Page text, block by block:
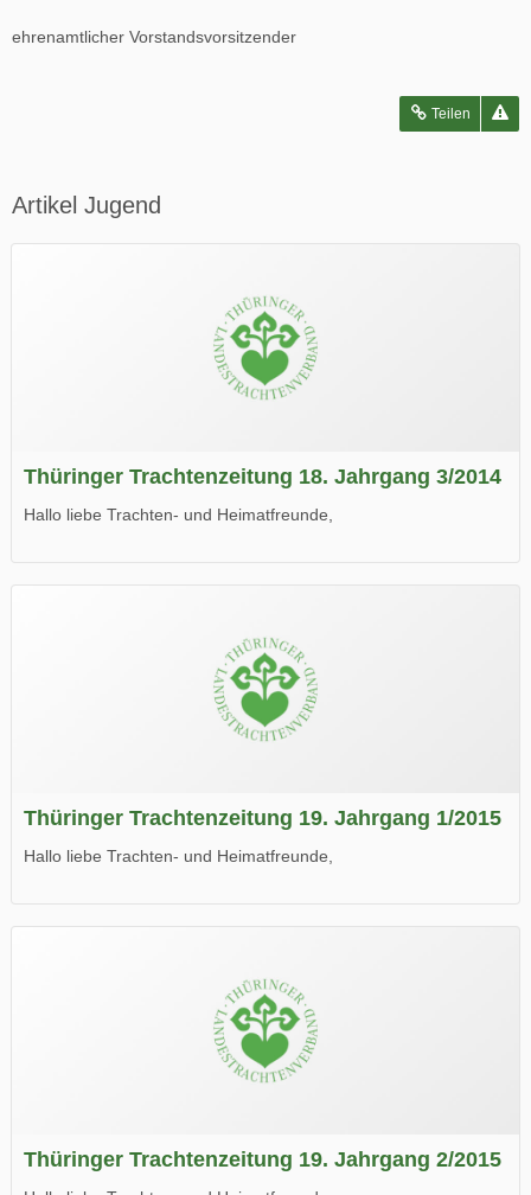
ehrenamtlicher Vorstandsvorsitzender
Teilen
Artikel Jugend
Thüringer Trachtenzeitung 18. Jahrgang 3/2014
Hallo liebe Trachten- und Heimatfreunde,
Wir wünschen Euch viel Spaß beim Lesen.
Thüringer Trachtenzeitung 19. Jahrgang 1/2015
Hallo liebe Trachten- und Heimatfreunde,
Wir wünschen Euch viel Spaß beim Lesen.
Thüringer Trachtenzeitung 19. Jahrgang 2/2015